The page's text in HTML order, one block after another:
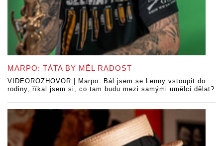
MARPO: TÁTA BY MĚL RADOST
VIDEOROZHOVOR | Marpo: Bál jsem se Lenny vstoupit do
rodiny, říkal jsem si, co tam budu mezi samými umělci dělat?